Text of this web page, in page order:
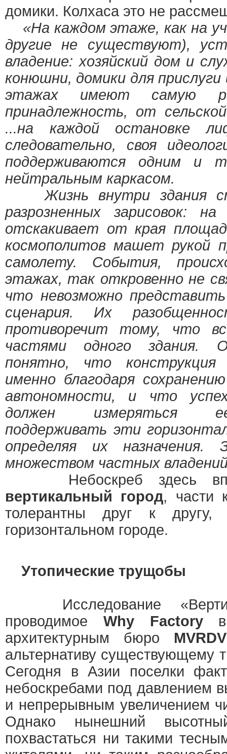
домики. Колхаса это не
«На каждом этаже, как на
другие не существуют),
владение: хозяйский дом и
конюшни, домики для
этажах имеют самую
принадлежность, от
...на каждой остановке
следовательно, своя
поддерживаются одним и
нейтральным каркасом.
Жизнь внутри здания
разрозненных зарисовок:
отскакивает от края
космополитов машет рукой
самолету. События,
этажах, так откровенно не
что невозможно
сценария. Их
противоречит тому, что
частями одного здания.
понятно, что конструкция
именно благодаря
автономности, и что
должен измеряться
поддерживать эти
определяя их назначения.
множеством частных
Небоскреб здесь
вертикальный город, части
толерантны друг к
горизонтальном городе.
Утопические трущобы
Исследование
проводимое Why Factoryв
архитектурным бюро MVRDV
альтернативу существующему
Сегодня в Азии поселки
небоскребами под давлением
и непрерывным увеличением
Однако нынешний
похвастаться ни такими